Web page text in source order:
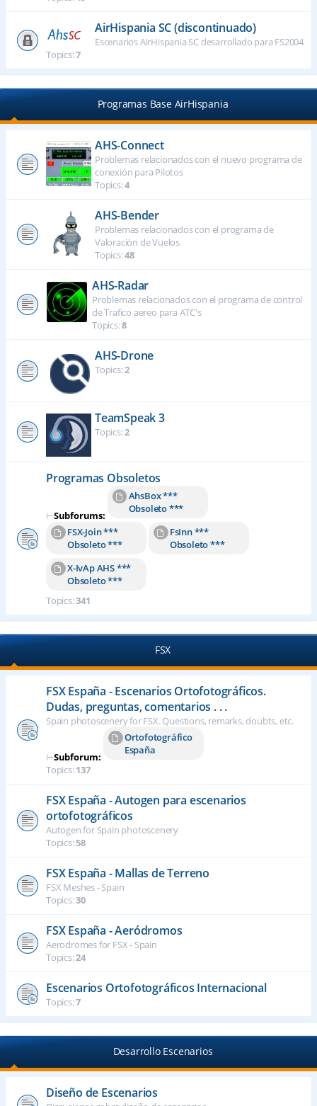
AirHispania SC (discontinuado)
Escenarios AirHispania SC desarrollado para FS2004
Topics:7
Programas Base AirHispania
AHS-Connect
Problemas relacionados con el nuevo programa de
conexión para Pilotos
Topics:4
AHS-Bender
Problemas relacionados con el programa de
Valoración de Vuelos
Topics:48
AHS-Radar
Problemas relacionados con el programa de control
de Trafico aereo para ATC's
Topics:8
AHS-Drone
Topics:2
TeamSpeak 3
Topics:2
Programas Obsoletos
⊢Subforums:
AhsBox ***
Obsoleto ***
FSX-Join ***
Obsoleto ***
FsInn ***
Obsoleto ***
X-IvAp AHS ***
Obsoleto ***
Topics:341
FSX
FSX España - Escenarios Ortofotográficos.
Dudas, preguntas, comentarios . . .
Spain photoscenery for FSX. Questions, remarks, doubts, etc.
⊢Subforum:
Ortofotográfico
España
Topics:137
FSX España - Autogen para escenarios
ortofotográficos
Autogen for Spain photoscenery
Topics:58
FSX España - Mallas de Terreno
FSX Meshes - Spain
Topics:30
FSX España - Aeródromos
Aerodromes for FSX - Spain
Topics:24
Escenarios Ortofotográficos Internacional
Topics:7
Desarrollo Escenarios
Diseño de Escenarios